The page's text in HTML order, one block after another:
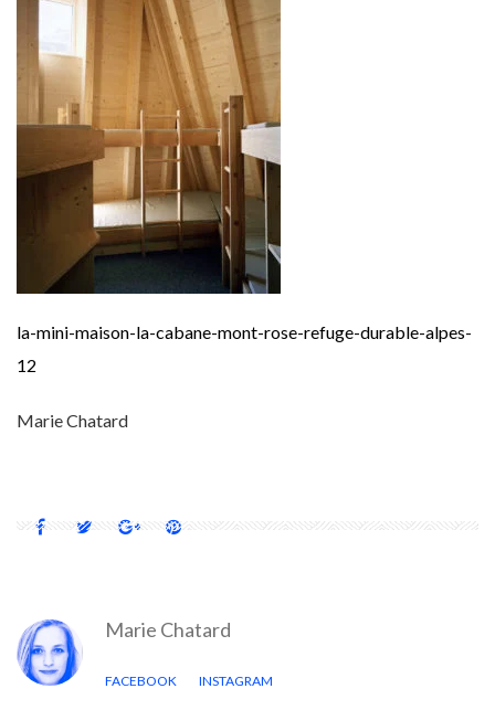
la-mini-maison-la-cabane-mont-rose-refuge-durable-alpes-
12
Marie Chatard
Marie Chatard
FACEBOOK INSTAGRAM